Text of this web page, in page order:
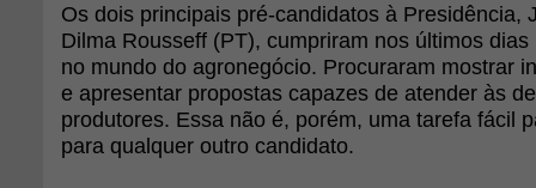
Os dois principais pré-candidatos à Presidência,
Dilma Rousseff (PT), cumpriram nos últimos
no mundo do agronegócio. Procuraram mostrar
e apresentar propostas capazes de atender às
produtores. Essa não é, porém, uma tarefa fácil
para qualquer outro candidato.